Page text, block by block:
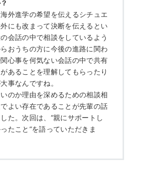
外進学の希望を伝えるシチュエ
にも改まって決断を伝えるとい
会話の中で相談をしているよう
おうちの方に今後の進路に関わ
心事を何気ない会話の中で共有
あることを理解してもらったり
事なんですね。
のか理由を深めるための相談相
よい存在であることが先輩の話
た。次回は、“親にサポートし
たこと“を語っていただきま